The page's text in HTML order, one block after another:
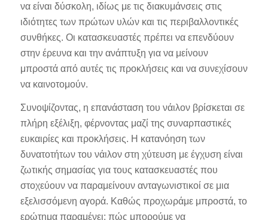
να είναι δύσκολη, ιδίως με τις διακυμάνσεις στις
ιδιότητες των πρώτων υλών και τις περιβαλλοντικές
συνθήκες. Οι κατασκευαστές πρέπει να επενδύουν
στην έρευνα και την ανάπτυξη για να μείνουν
μπροστά από αυτές τις προκλήσεις και να συνεχίσουν
να καινοτομούν.
Συνοψίζοντας, η επανάσταση του νάιλον βρίσκεται σε
πλήρη εξέλιξη, φέρνοντας μαζί της συναρπαστικές
ευκαιρίες και προκλήσεις. Η κατανόηση των
δυνατοτήτων του νάιλον στη χύτευση με έγχυση είναι
ζωτικής σημασίας για τους κατασκευαστές που
στοχεύουν να παραμείνουν ανταγωνιστικοί σε μια
εξελισσόμενη αγορά. Καθώς προχωράμε μπροστά, το
ερώτημα παραμένει: πώς μπορούμε να